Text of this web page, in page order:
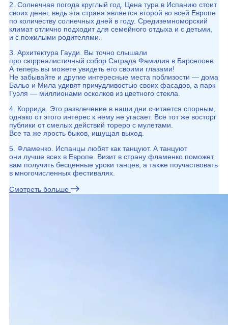
2. Солнечная погода круглый год. Цена тура в Испанию стоит
своих денег, ведь эта страна является второй во всей Европе
по количеству солнечных дней в году. Средиземноморский
климат отлично подходит для семейного отдыха и с детьми,
и с пожилыми родителями.
3. Архитектура Гауди. Вы точно слышали
про сюрреалистичный собор Саграда Фамилия в Барселоне.
А теперь вы можете увидеть его своими глазами!
Не забывайте и другие интересные места поблизости — дома
Бальо и Мила удивят причудливостью своих фасадов, а парк
Гуэля — миллионами осколков из цветного стекла.
4. Коррида. Это развлечение в наши дни считается спорным,
однако от этого интерес к нему не угасает. Все тот же восторг
публики от смелых действий тореро с мулетами.
Все та же ярость быков, ищущая выход.
5. Фламенко. Испанцы любят как танцуют. А танцуют
они лучше всех в Европе. Визит в страну фламенко поможет
вам получить бесценные уроки танцев, а также поучаствовать
в многочисленных фестивалях.
Смотреть больше